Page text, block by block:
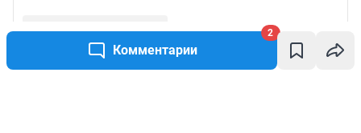
Комментарии
2